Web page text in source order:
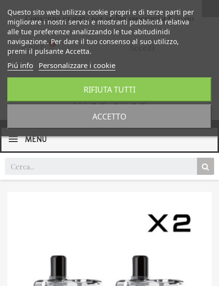
Consegna gratuita per ordini superiori a € 59,00
0,00 €
MENU
Questo sito web utilizza cookie propri e di terze parti per
migliorare i nostri servizi e mostrarti pubblicità relativa
alle tue preferenze analizzando le tue abitudinidi
navigazione. Per dare il tuo consenso al suo utilizzo,
premi il pulsante Accetta.
Piú info Personalizzare i cookie
RIFIUTA TUTTI
ACCETTO